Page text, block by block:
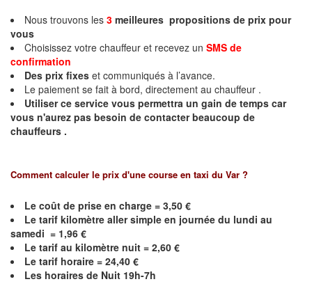
Nous trouvons les 3 meilleures propositions de prix pour
vous
Choisissez votre chauffeur et recevez un SMS de
confirmation
Des prix fixes et communiqués à l’avance.
Le paiement se fait à bord, directement au chauffeur .
Utiliser ce service vous permettra un gain de temps car
vous n'aurez pas besoin de contacter beaucoup de
chauffeurs .
Comment calculer le prix d'une course en taxi du Var ?
Le coût de prise en charge = 3,50 €
Le tarif kilomètre aller simple en journée du lundi au
samedi = 1,96 €
Le tarif au kilomètre nuit = 2,60 €
Le tarif horaire = 24,40 €
Les horaires de Nuit 19h-7h